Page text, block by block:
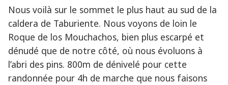
Nous voilà sur le sommet le plus haut au sud de la
caldera de Taburiente. Nous voyons de loin le
Roque de los Mouchachos, bien plus escarpé et
dénudé que de notre côté, où nous évoluons à
l’abri des pins. 800m de dénivelé pour cette
randonnée pour 4h de marche que nous faisons